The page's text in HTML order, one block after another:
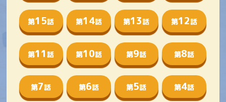
第15話 第14話 第13話 第12話
第11話 第10話 第9話 第8話
第7話 第6話 第5話 第4話